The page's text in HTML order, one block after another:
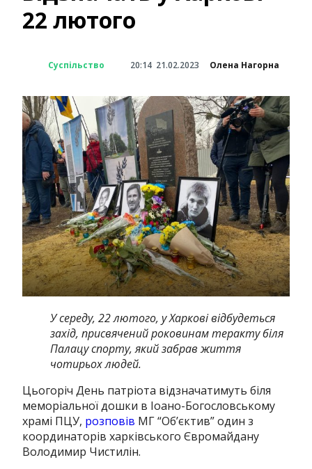
22 лютого
Суспільство 20:14 21.02.2023 Олена Нагорна
У середу, 22 лютого, у Харкові відбудеться
захід, присвячений роковинам теракту біля
Палацу спорту, який забрав життя
чотирьох людей.
Цьогоріч День патріота відзначатимуть біля
меморіальної дошки в Іоано-Богословському
храмі ПЦУ, розповів МГ “Об’єктив” один з
координаторів харківського Євромайдану
Володимир Чистилін.